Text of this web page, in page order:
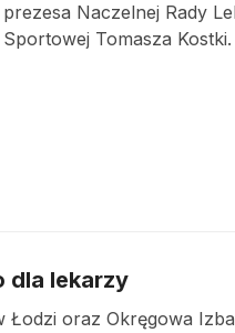
Naczelnej Rady
Tomasza Kostki.
dla lekarzy
Łodzi oraz Okręgowa